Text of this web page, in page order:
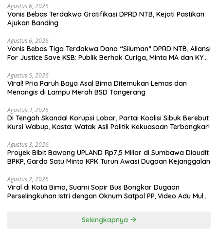
Agustus 6, 2026
Vonis Bebas Terdakwa Gratifikasi DPRD NTB, Kejati Pastikan
Ajukan Banding
Agustus 6, 2026
Vonis Bebas Tiga Terdakwa Dana “Siluman” DPRD NTB, Aliansi
For Justice Save KSB: Publik Berhak Curiga, Minta MA dan KY
Agustus 5, 2026
Viral! Pria Paruh Baya Asal Bima Ditemukan Lemas dan
Menangis di Lampu Merah BSD Tangerang
Agustus 3, 2026
Di Tengah Skandal Korupsi Lobar, Partai Koalisi Sibuk Berebut
Kursi Wabup, Kasta: Watak Asli Politik Kekuasaan Terbongkar!
Agustus 3, 2026
Proyek Bibit Bawang UPLAND Rp7,5 Miliar di Sumbawa Diaudit
BPKP, Garda Satu Minta KPK Turun Awasi Dugaan Kejanggalan
Agustus 2, 2026
Viral di Kota Bima, Suami Sopir Bus Bongkar Dugaan
Perselingkuhan Istri dengan Oknum Satpol PP, Video Adu Mulut
Selengkapnya